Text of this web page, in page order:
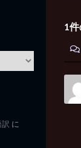
1
訳 に